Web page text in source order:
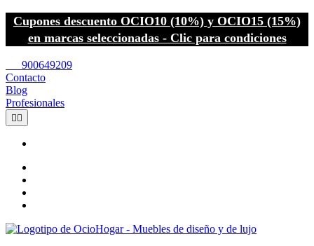
Cupones descuento OCIO10 (10%) y OCIO15 (15%)
en marcas seleccionadas - Clic para condiciones
900649209
Contacto
Blog
Profesionales
 